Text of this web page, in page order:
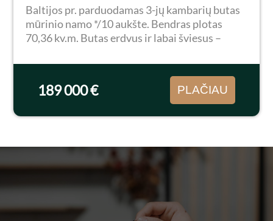
Baltijos pr. parduodamas 3-jų kambarių butas
mūrinio namo */10 aukšte. Bendras plotas
70,36 kv.m. Butas erdvus ir labai šviesus –
vientisą ir šiuolaikišką gyvenamąją erdvę.
189 000 € PLAČIAU